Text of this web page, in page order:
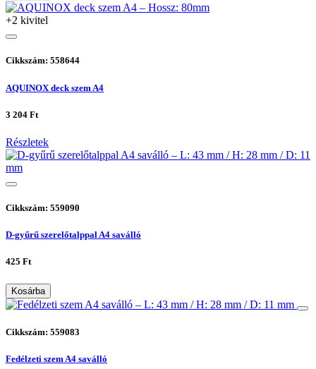
+2 kivitel
Cikkszám: 558644
AQUINOX deck szem A4
3 204 Ft
Részletek
Cikkszám: 559090
D-gyűrű szerelőtalppal A4 saválló
425 Ft
Kosárba
Cikkszám: 559083
Fedélzeti szem A4 saválló